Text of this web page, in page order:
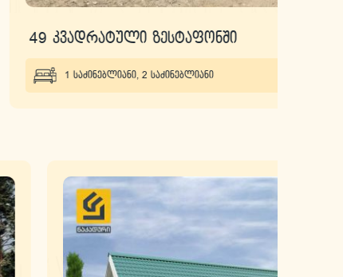
49 კვადრატული ზესტაფონში
1 საძინებლიანი,2 საძინებლიანი